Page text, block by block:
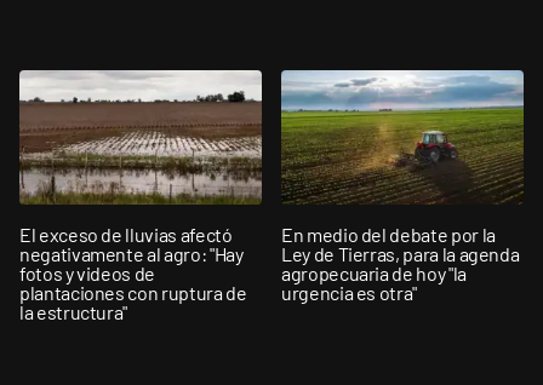
El exceso de lluvias afectó
negativamente al agro: "Hay
fotos y videos de
plantaciones con ruptura de
la estructura"
En medio del debate por la
Ley de Tierras, para la agenda
agropecuaria de hoy "la
urgencia es otra"